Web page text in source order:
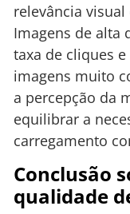
relevância
Imagens de alta
taxa de cliques
imagens muito
a percepção da
equilibrar a
carregamento
Conclusão
qualidade